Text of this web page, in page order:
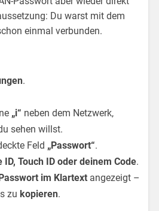
Du warst mit dem
einmal verbunden.
.
„i“ neben dem Netzwerk,
sehen willst.
Feld „Passwort“.
ID, Touch ID oder deinem Code.
Passwort im Klartext angezeigt –
zu kopieren.